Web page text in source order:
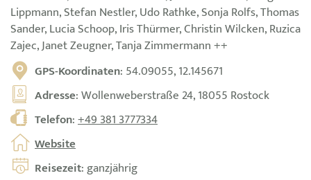
Lippmann, Stefan Nestler, Udo Rathke, Sonja Rolfs, Thomas
Sander, Lucia Schoop, Iris Thürmer, Christin Wilcken, Ruzica
Zajec, Janet Zeugner, Tanja Zimmermann ++
GPS-Koordinaten: 54.09055, 12.145671
Adresse: Wollenweberstraße 24, 18055 Rostock
Telefon:+49 381 3777334
Website
Reisezeit: ganzjährig